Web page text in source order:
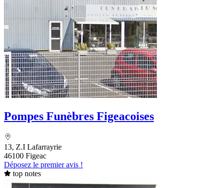
Pompes Funèbres Figeacoises
13, Z.I Lafarrayrie
46100 Figeac
Déposez le premier avis !
top notes